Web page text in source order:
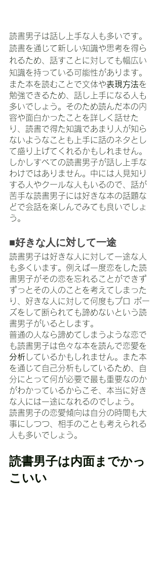
読書男子は話し上手な人も多いです。
読書を通じて新しい知識や思考を得ら
れるため、話すことに対しても幅広い
知識を持っている可能性があります。
また本を読むことで文体や表現方法を
勉強できるため、話し上手になる人も
多いでしょう。そのため読んだ本の内
容や面白かったことを詳しく話せた
り、読書で得た知識であまり人が知ら
ないようなことも上手に話のネタとし
て盛り上げてくれるかもしれません。
しかしすべての読書男子が話し上手な
わけではありません。中には人見知り
する人やクールな人もいるので、話が
苦手な読書男子には好きな本の話題な
どで会話を楽しんでみても良いでしょ
う。
■好きな人に対して一途
読書男子は好きな人に対して一途な人
も多くいます。例えば一度恋をした読
書男子がその恋を忘れることができず
ずっとその人のことを考えてしまった
り、好きな人に対して何度もプロ ポー
ズをして断られても諦めないという読
書男子がいるとします。
普通の人なら諦めてしまうような恋で
も読書男子は色々な本を読んで恋愛を
分析しているかもしれません。また本
を通じて自己分析もしているため、自
分にとって何が必要で最も重要なのか
がわかっているからこそ、本当に好き
な人には一途になれるのでしょう。
読書男子の恋愛傾向は自分の時間も大
事にしつつ、相手のことも考えられる
人も多いでしょう。
読書男子は内面までかっ
こいい